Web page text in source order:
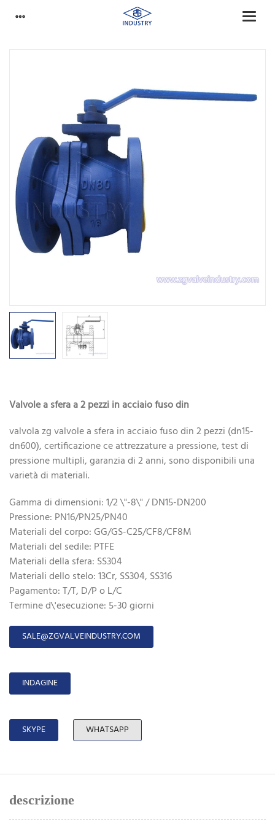
Valvole a sfera a 2 pezzi in acciaio fuso din
valvola zg valvole a sfera in acciaio fuso din 2 pezzi (dn15-
dn600), certificazione ce attrezzature a pressione, test di
pressione multipli, garanzia di 2 anni, sono disponibili una
varietà di materiali.
Gamma di dimensioni: 1/2 \"-8\" / DN15-DN200
Pressione: PN16/PN25/PN40
Materiali del corpo: GG/GS-C25/CF8/CF8M
Materiali del sedile: PTFE
Materiali della sfera: SS304
Materiali dello stelo: 13Cr, SS304, SS316
Pagamento: T/T, D/P o L/C
Termine d\'esecuzione: 5-30 giorni
SALE@ZGVALVEINDUSTRY.COM
INDAGINE
SKYPE WHATSAPP
descrizione